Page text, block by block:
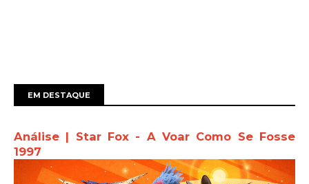
EM DESTAQUE
Análise | Star Fox - A Voar Como Se Fosse
1997